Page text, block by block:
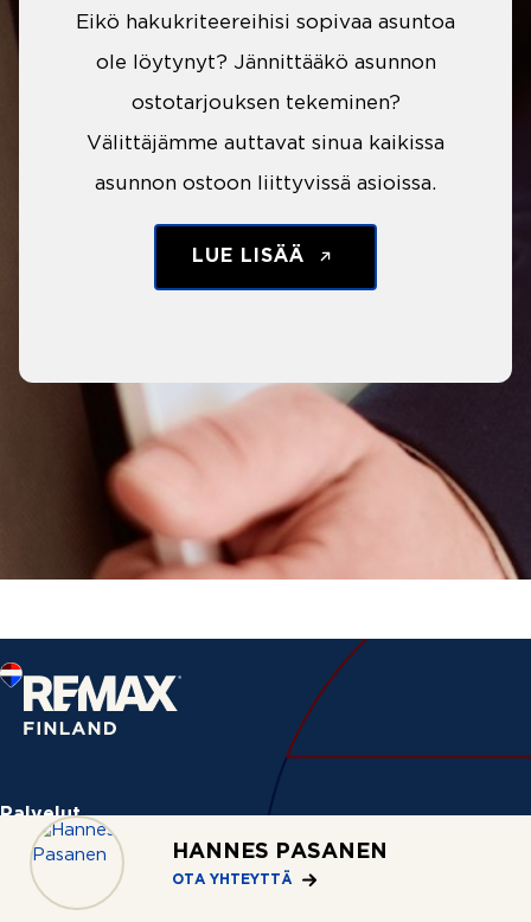
HANNES PASANEN
OTA YHTEYTTÄ
Eikö hakukriteereihisi sopivaa asuntoa
ole löytynyt? Jännittääkö asunnon
ostotarjouksen tekeminen?
Välittäjämme auttavat sinua kaikissa
asunnon ostoon liittyvissä asioissa.
LUE LISÄÄ
Palvelut
Asuntohaku
Myymässä